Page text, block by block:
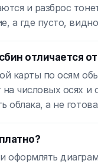
и разброс
а где пусто,
отличается
карты по осям
на числовых осях
облака, а не
оформлять